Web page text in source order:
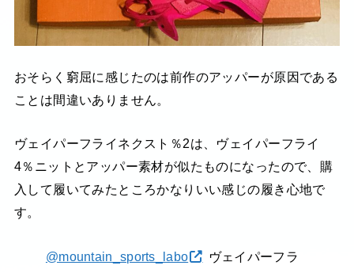
おそらく窮屈に感じたのは前作のアッパーが原因である
ことは間違いありません。
ヴェイパーフライネクスト％2は、ヴェイパーフライ
4％ニットとアッパー素材が似たものになったので、購
入して履いてみたところかなりいい感じの履き心地で
す。
@mountain_sports_labo
ヴェイパーフラ